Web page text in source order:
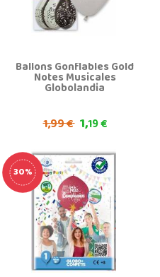
Ballons Gonflables Gold
Notes Musicales
Globolandia
1,99 € 1,19 €
30%